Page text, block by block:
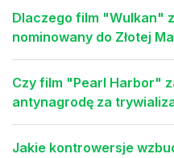
Dlaczego film "Wulkan"
nominowany do Złotej
Czy film "Pearl Harbor"
antynagrodę za
Jakie kontrowersje